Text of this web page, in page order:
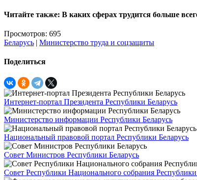
Читайте также: В каких сферах трудится больше
Просмотров: 695
Беларусь | Министерство труда и соцзащиты
Поделиться
Интернет-портал Президента Республики Беларусь
Министерство информации Республики Беларусь
Национальный правовой портал Республики Беларусь
Совет Министров Республики Беларусь
Совет Республики Национального собрания Республики